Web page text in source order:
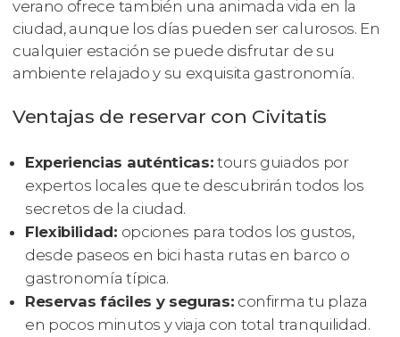
verano ofrece también una animada vida en la
ciudad, aunque los días pueden ser calurosos. En
cualquier estación se puede disfrutar de su
ambiente relajado y su exquisita gastronomía.
Ventajas de reservar con Civitatis
Experiencias auténticas: tours guiados por
expertos locales que te descubrirán todos los
secretos de la ciudad.
Flexibilidad: opciones para todos los gustos,
desde paseos en bici hasta rutas en barco o
gastronomía típica.
Reservas fáciles y seguras: confirma tu plaza
en pocos minutos y viaja con total tranquilidad.